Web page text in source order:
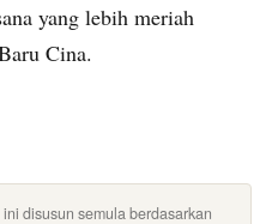
yang lebih meriah
Cina.
disusun semula berdasarkan